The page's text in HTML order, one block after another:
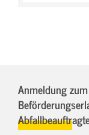
Anmeldung